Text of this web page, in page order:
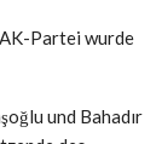
Partei wurde
und Bahadır